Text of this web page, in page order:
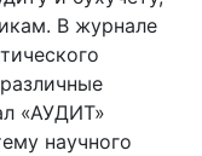
В журнале
«АУДИТ»
научного